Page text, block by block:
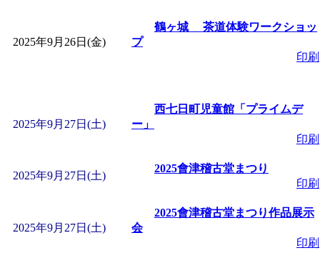
2025年9月26日(金)
鶴ヶ城 茶道体験ワークショッ
プ
印刷
2025年9月27日(土)
西七日町児童館「プライムデ
ー」
印刷
2025年9月27日(土)
2025會津稽古堂まつり
印刷
2025年9月27日(土)
2025會津稽古堂まつり作品展示
会
印刷